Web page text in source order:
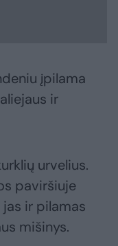
įpilama
ir
urvelius.
paviršiuje
ir pilamas
mišinys.